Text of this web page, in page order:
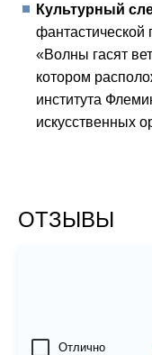
Культурный
фантастической
«Волны гасят
котором
института
искусственных
ОТЗЫВЫ
Отлично